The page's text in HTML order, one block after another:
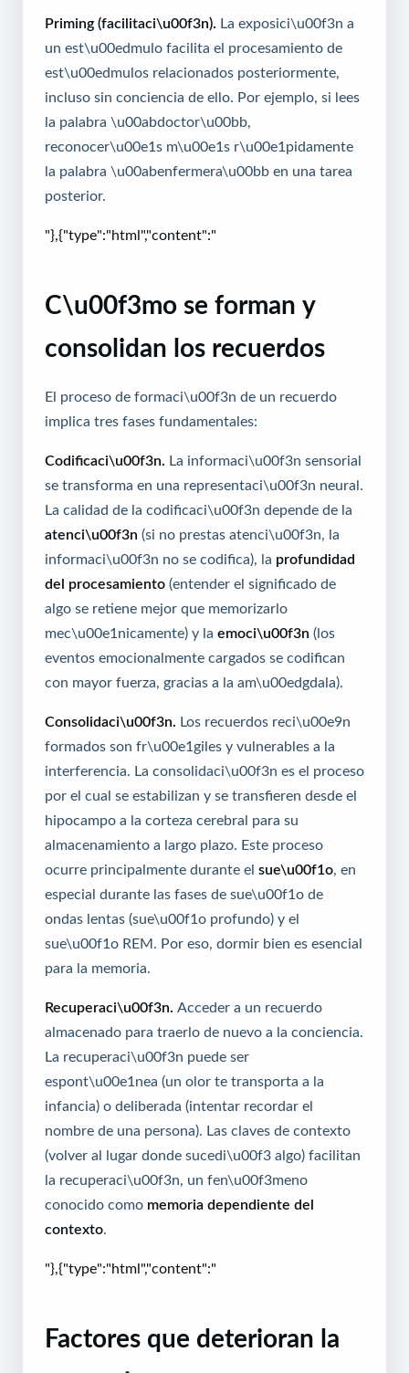
Priming (facilitaci\u00f3n). La exposici\u00f3n a
un est\u00edmulo facilita el procesamiento de
est\u00edmulos relacionados posteriormente,
incluso sin conciencia de ello. Por ejemplo, si lees
la palabra \u00abdoctor\u00bb,
reconocer\u00e1s m\u00e1s r\u00e1pidamente
la palabra \u00abenfermera\u00bb en una tarea
posterior.
"},{"type":"html","content":"
C\u00f3mo se forman y
consolidan los recuerdos
El proceso de formaci\u00f3n de un recuerdo
implica tres fases fundamentales:
Codificaci\u00f3n.
La informaci\u00f3n sensorial
se transforma en una representaci\u00f3n neural.
La calidad de la codificaci\u00f3n depende de la
atenci\u00f3n (si no prestas atenci\u00f3n, la
informaci\u00f3n no se codifica), la profundidad
del procesamiento (entender el significado de
algo se retiene mejor que memorizarlo
mec\u00e1nicamente) y la emoci\u00f3n (los
eventos emocionalmente cargados se codifican
con mayor fuerza, gracias a la am\u00edgdala).
Consolidaci\u00f3n.
Los recuerdos reci\u00e9n
formados son fr\u00e1giles y vulnerables a la
interferencia. La consolidaci\u00f3n es el proceso
por el cual se estabilizan y se transfieren desde el
hipocampo a la corteza cerebral para su
almacenamiento a largo plazo. Este proceso
ocurre principalmente durante el sue\u00f1o , en
especial durante las fases de sue\u00f1o de
ondas lentas (sue\u00f1o profundo) y el
sue\u00f1o REM. Por eso, dormir bien es esencial
para la memoria.
Recuperaci\u00f3n.
Acceder a un recuerdo
almacenado para traerlo de nuevo a la conciencia.
La recuperaci\u00f3n puede ser
espont\u00e1nea (un olor te transporta a la
infancia) o deliberada (intentar recordar el
nombre de una persona). Las claves de contexto
(volver al lugar donde sucedi\u00f3 algo) facilitan
la recuperaci\u00f3n, un fen\u00f3meno
conocido como memoria dependiente del
contexto
"},{"type":"html","content":"
Factores que deterioran la